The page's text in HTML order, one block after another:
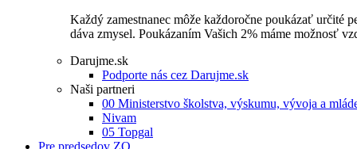
Každý zamestnanec môže každoročne poukázať určité
dáva zmysel. Poukázaním Vašich 2% máme možnosť
Darujme.sk
Podporte nás cez Darujme.sk
Naši partneri
00 Ministerstvo školstva, výskumu, vývoja a
Nivam
05 Topgal
Pre predsedov ZO